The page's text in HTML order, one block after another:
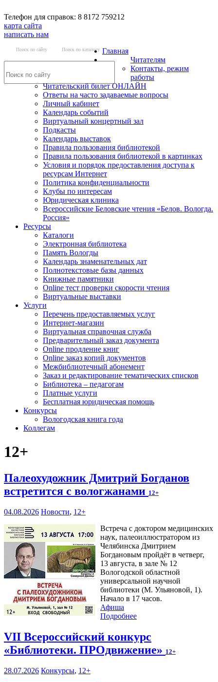
Телефон для справок: 8 8172 759212
карта сайта
написать нам
Поиск по сайту Поиск по каталогу Главная
Читателям
Контакты, режим
работы
Читательский билет ОНЛАЙН
Ответы на часто задаваемые вопросы
Личный кабинет
Календарь событий
Виртуальный концертный зал
Подкасты
Календарь выставок
Правила пользования библиотекой
Правила пользования библиотекой в картинках
Условия и порядок предоставления доступа к
ресурсам Интернет
Политика конфиденциальности
Клубы по интересам
Юридическая клиника
Всероссийские Беловские чтения «Белов. Вологда.
Россия»
Ресурсы
Каталоги
Электронная библиотека
Память Вологды
Календарь знаменательных дат
Полнотекстовые базы данных
Книжные памятники
Online тест проверки скорости чтения
Виртуальные выставки
Услуги
Перечень предоставляемых услуг
Интернет-магазин
Виртуальная справочная служба
Предварительный заказ документа
Online продление книг
Online заказ копий документов
Межбиблиотечный абонемент
Заказ и редактирование тематических списков
Библиотека – педагогам
Платные услуги
Бесплатная юридическая помощь
Конкурсы
Вологодская книга года
Коллегам
12+
Палеохудожник Дмитрий Богданов
встретится с вологжанами 12+
04.08.2026 Новости, 12+
Встреча с доктором медицинских
наук, палеоиллюстратором из
Челябинска Дмитрием
Богдановым пройдёт в четверг,
13 августа, в зале № 12
Вологодской областной
универсальной научной
библиотеки (М. Ульяновой, 1).
Начало в 17 часов.
Афиша
Подробнее
VII Всероссийский конкурс
«Библиотеки. ПРОдвижение» 12+
28.07.2026 Конкурсы, 12+